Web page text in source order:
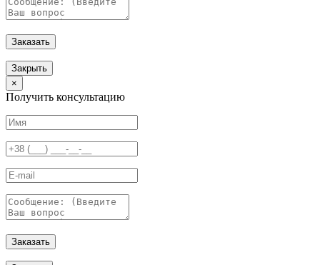
Заказать
Закрыть
×
Получить консультацию
Заказать